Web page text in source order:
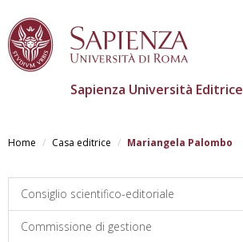
contenuto
Sapienza Università Editrice
Home Casa editrice Mariangela Palombo
Consiglio scientifico-editoriale
Commissione di gestione